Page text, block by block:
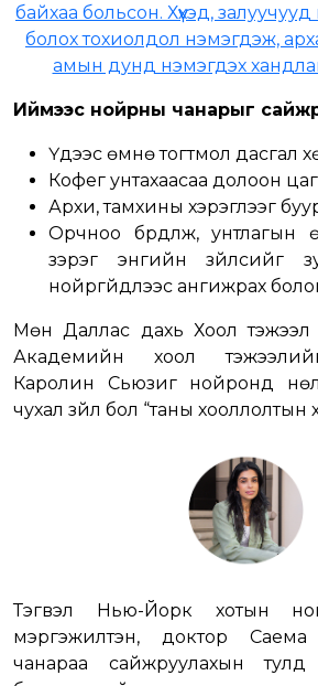
байхаа больсон. Хүүхэд,
болох тохиолдол нэмэгдэж,
амын дунд нэмэгдэх
Иймээс нойрны чанарыг
Үдээс өмнө тогтмол дасгал
Кофег унтахаасаа долоон
Архи, тамхины хэрэглээг
Орчноо бүрдүүлж, унтлагын
зэрэг энгийн зүйлсийг
нойргүйдлээс ангижрах
Мөн Даллас дахь Хоол
Академийн хоол
Каролин Сьюзиг нойронд
чухал зүйл бол “таны хооллолтын
Тэгвэл Нью-Йорк хотын
мэргэжилтэн, доктор
чанараа сайжруулахын тулд